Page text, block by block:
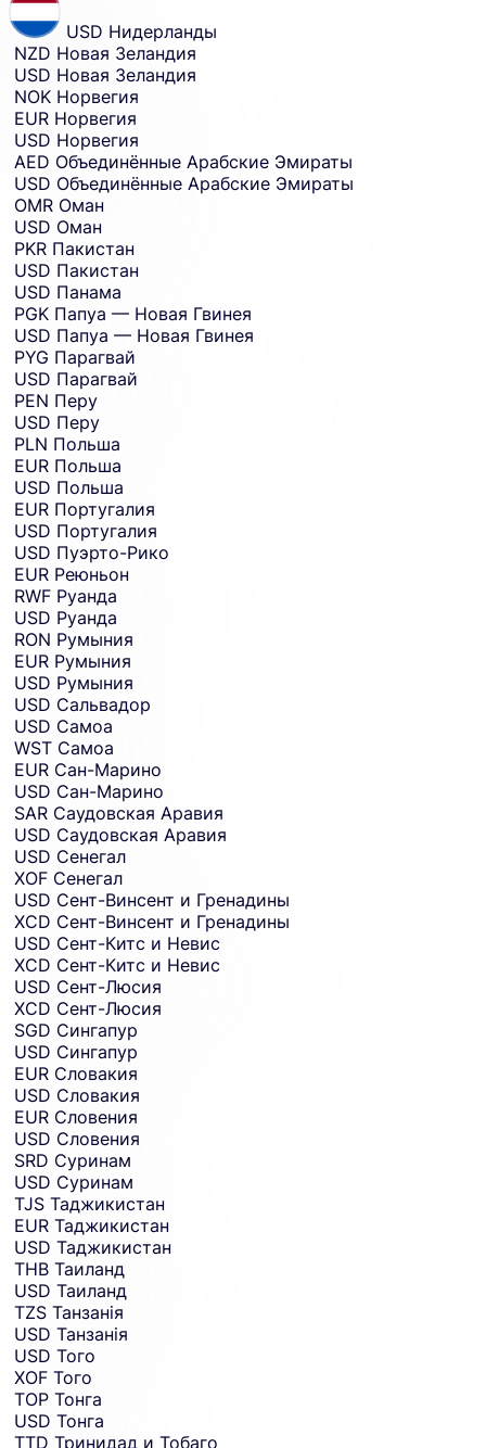
USD Нидерланды
NZD Новая Зеландия
USD Новая Зеландия
NOK Норвегия
EUR Норвегия
USD Норвегия
AED Объединённые Арабские Эмираты
USD Объединённые Арабские Эмираты
OMR Оман
USD Оман
PKR Пакистан
USD Пакистан
USD Панама
PGK Папуа — Новая Гвинея
USD Папуа — Новая Гвинея
PYG Парагвай
USD Парагвай
PEN Перу
USD Перу
PLN Польша
EUR Польша
USD Польша
EUR Португалия
USD Португалия
USD Пуэрто-Рико
EUR Реюньон
RWF Руанда
USD Руанда
RON Румыния
EUR Румыния
USD Румыния
USD Сальвадор
USD Самоа
WST Самоа
EUR Сан-Марино
USD Сан-Марино
SAR Саудовская Аравия
USD Саудовская Аравия
USD Сенегал
XOF Сенегал
USD Сент-Винсент и Гренадины
XCD Сент-Винсент и Гренадины
USD Сент-Китс и Невис
XCD Сент-Китс и Невис
USD Сент-Люсия
XCD Сент-Люсия
SGD Сингапур
USD Сингапур
EUR Словакия
USD Словакия
EUR Словения
USD Словения
SRD Суринам
USD Суринам
TJS Таджикистан
EUR Таджикистан
USD Таджикистан
THB Таиланд
USD Таиланд
TZS Танзанія
USD Танзанія
USD Того
XOF Того
TOP Тонга
USD Тонга
TTD Тринидад и Тобаго